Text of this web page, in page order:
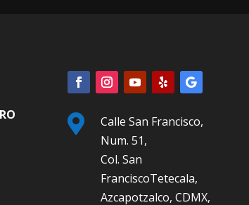

Calle San Francisco,
Num. 51,
Col. San
FranciscoTetecala,
Azcapotzalco, CDMX,